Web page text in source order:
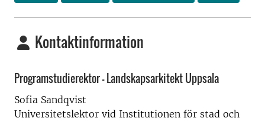
Kontaktinformation
Programstudierektor - Landskapsarkitekt Uppsala
Sofia Sandqvist
Universitetslektor vid Institutionen för stad och